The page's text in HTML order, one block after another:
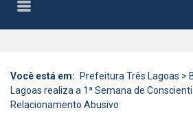
Você está em: Prefeitura Três Lagoas >
Lagoas realiza a 1ª Semana de
Relacionamento Abusivo